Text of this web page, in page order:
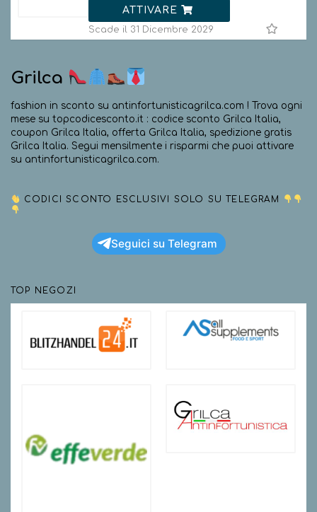
ATTIVARE
Scade il 31 Dicembre 2029
Grilca
fashion in sconto su antinfortunisticagrilca.com ! Trova ogni
mese su topcodicesconto.it : codice sconto Grilca Italia,
coupon Grilca Italia, offerta Grilca Italia, spedizione gratis
Grilca Italia. Segui mensilmente i risparmi che puoi attivare
su antinfortunisticagrilca.com.
CODICI SCONTO ESCLUSIVI SOLO SU TELEGRAM
Seguici su Telegram
TOP NEGOZI